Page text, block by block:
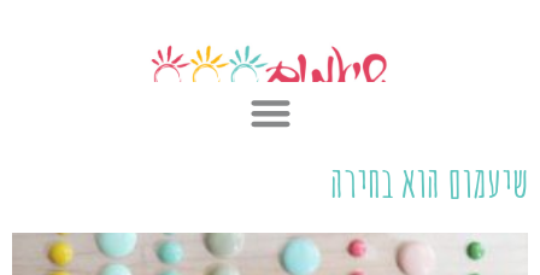
שיעמום הוא בחירה
ע
ע
ע
ע
ע
ע ע
ע
ע
ע